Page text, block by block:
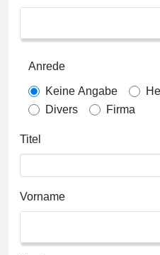
Anrede
Keine Angabe
Divers
Firma
Titel
Vorname